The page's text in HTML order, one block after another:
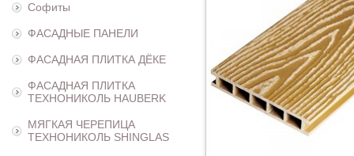
Софиты
ФАСАДНЫЕ ПАНЕЛИ
ФАСАДНАЯ ПЛИТКА ДЁКЕ
ФАСАДНАЯ ПЛИТКА
ТЕХНОНИКОЛЬ HAUBERK
МЯГКАЯ ЧЕРЕПИЦА
ТЕХНОНИКОЛЬ SHINGLAS